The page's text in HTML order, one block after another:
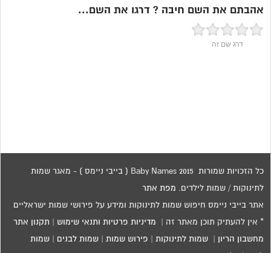
אהבתם את השם חיבה ? דרגו את השם...
דרג שם זה
כל הזכויות שמורות 2015 Baby Names ( בייבי ניימס ) - מאגר שמות
לתינוקות / שמות לילדים. מפת אתר
אתר בייבי ניימס חיפוש שמות לתינוקות ומידע על פירושי שמות ישראליים
* אין להעתיק תוכן מאתר זה | מדיניות פרטיות ותנאי שימוש תקנון אתר
מחשבון הריון |שמות לתינוקות פירוש שמות |שמות לבנים |שמות